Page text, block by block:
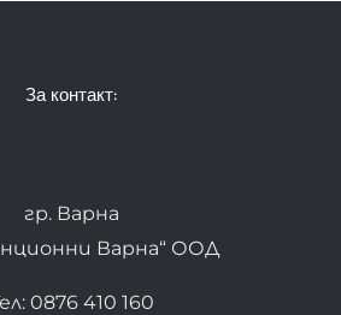
За контакт:
гр. Варна
Варна“ ООД
0876 410 160